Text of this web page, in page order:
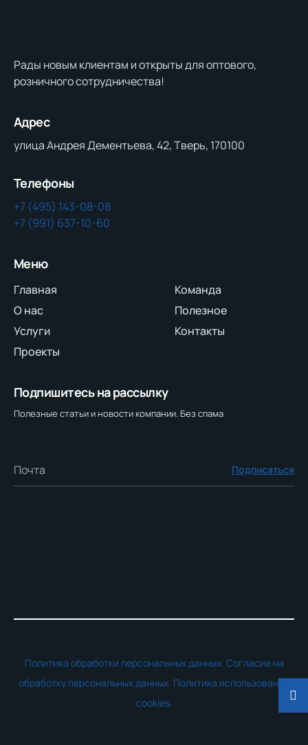
Рады новым клиентам и открыты для оптового,
розничного сотрудничества!
Адрес
улица Андрея Дементьева, 42, Тверь, 170100
Телефоны
+7 (495) 143-08-08
+7 (991) 637-10-60
Меню
Главная
О нас
Услуги
Проекты
Команда
Полезное
Контакты
Подпишитесь на рассылку
Полезные статьи и новости компании. Без спама
Подписаться
Политика обработки персональных данных. Согласие на
обработку персональных данных. Политика использования
cookies.